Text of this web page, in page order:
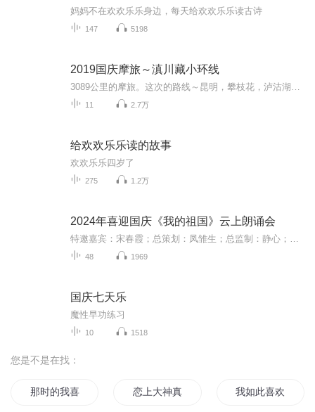
妈妈不在欢欢乐乐身边，每天给欢欢乐乐读古诗
147 5198
2019国庆摩旅～滇川藏小环线
11 2.7万
给欢欢乐乐读的故事
欢欢乐乐四岁了
275 1.2万
2024年喜迎国庆《我的祖国》云上朗诵会
48 1969
国庆七天乐
魔性早功练习
10 1518
您是不是在找：
那时的我喜欢你 恋上大神真喜欢 我如此喜欢你